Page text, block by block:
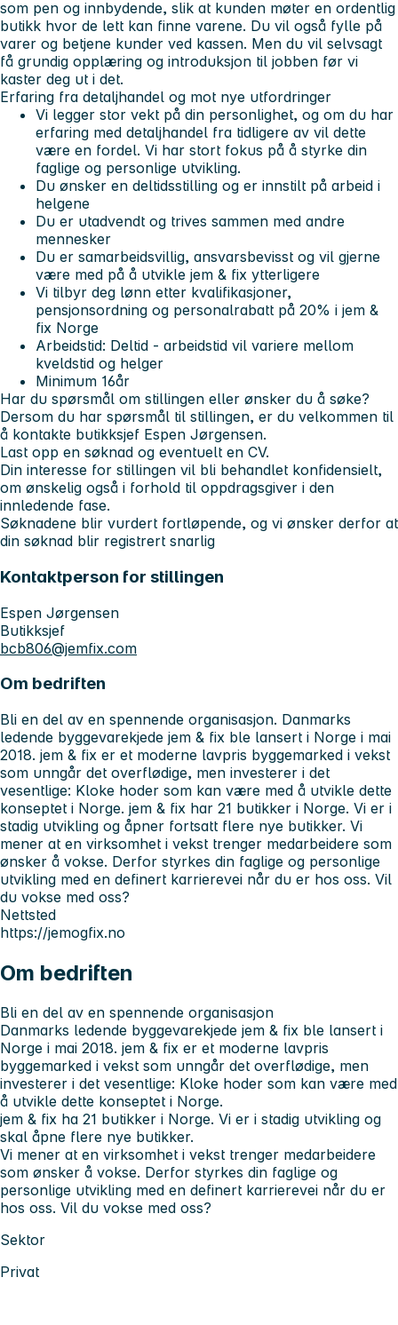
som pen og innbydende, slik at kunden møter en ordentlig
butikk hvor de lett kan finne varene. Du vil også fylle på
varer og betjene kunder ved kassen. Men du vil selvsagt
få grundig opplæring og introduksjon til jobben før vi
kaster deg ut i det.
Erfaring fra detaljhandel og mot nye utfordringer
Vi legger stor vekt på din personlighet, og om du har
erfaring med detaljhandel fra tidligere av vil dette
være en fordel. Vi har stort fokus på å styrke din
faglige og personlige utvikling.
Du ønsker en deltidsstilling og er innstilt på arbeid i
helgene
Du er utadvendt og trives sammen med andre
mennesker
Du er samarbeidsvillig, ansvarsbevisst og vil gjerne
være med på å utvikle jem & fix ytterligere
Vi tilbyr deg lønn etter kvalifikasjoner,
pensjonsordning og personalrabatt på 20% i jem &
fix Norge
Arbeidstid: Deltid - arbeidstid vil variere mellom
kveldstid og helger
Minimum 16år
Har du spørsmål om stillingen eller ønsker du å søke?
Dersom du har spørsmål til stillingen, er du velkommen til
å kontakte butikksjef Espen Jørgensen.
Last opp en søknad og eventuelt en CV.
Din interesse for stillingen vil bli behandlet konfidensielt,
om ønskelig også i forhold til oppdragsgiver i den
innledende fase.
Søknadene blir vurdert fortløpende, og vi ønsker derfor at
din søknad blir registrert snarlig
Kontaktperson for stillingen
Espen Jørgensen
Butikksjef
bcb806@jemfix.com
Om bedriften
Bli en del av en spennende organisasjon. Danmarks
ledende byggevarekjede jem & fix ble lansert i Norge i mai
2018. jem & fix er et moderne lavpris byggemarked i vekst
som unngår det overflødige, men investerer i det
vesentlige: Kloke hoder som kan være med å utvikle dette
konseptet i Norge. jem & fix har 21 butikker i Norge. Vi er i
stadig utvikling og åpner fortsatt flere nye butikker. Vi
mener at en virksomhet i vekst trenger medarbeidere som
ønsker å vokse. Derfor styrkes din faglige og personlige
utvikling med en definert karrierevei når du er hos oss. Vil
du vokse med oss?
Nettsted
https://jemogfix.no
Om bedriften
Bli en del av en spennende organisasjon
Danmarks ledende byggevarekjede jem & fix ble lansert i
Norge i mai 2018. jem & fix er et moderne lavpris
byggemarked i vekst som unngår det overflødige, men
investerer i det vesentlige: Kloke hoder som kan være med
å utvikle dette konseptet i Norge.
jem & fix ha 21 butikker i Norge. Vi er i stadig utvikling og
skal åpne flere nye butikker.
Vi mener at en virksomhet i vekst trenger medarbeidere
som ønsker å vokse. Derfor styrkes din faglige og
personlige utvikling med en definert karrierevei når du er
hos oss. Vil du vokse med oss?
Sektor
Privat